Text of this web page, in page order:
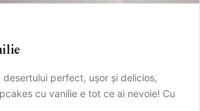
CAUTA
perfect, ușor și delicios,
cu vanilie e tot ce ai nevoie! Cu